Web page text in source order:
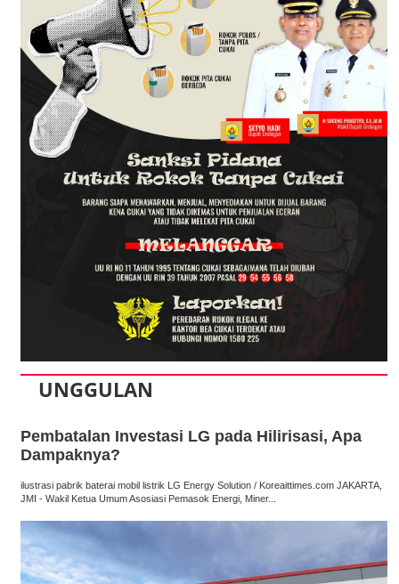
UNGGULAN
Pembatalan Investasi LG pada Hilirisasi, Apa
Dampaknya?
ilustrasi pabrik baterai mobil listrik LG Energy Solution / Koreaittimes.com JAKARTA,
JMI - Wakil Ketua Umum Asosiasi Pemasok Energi, Miner...